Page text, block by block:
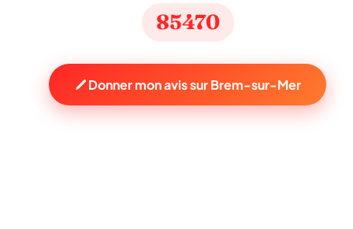
85470
Donner mon avis sur Brem-sur-Mer